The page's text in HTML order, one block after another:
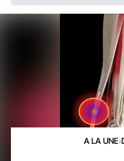
A LA UNE›